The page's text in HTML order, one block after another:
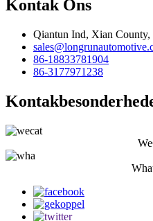
Kontak Ons
Qiantun Ind, Xian County,
86-18833781904
86-3177971238